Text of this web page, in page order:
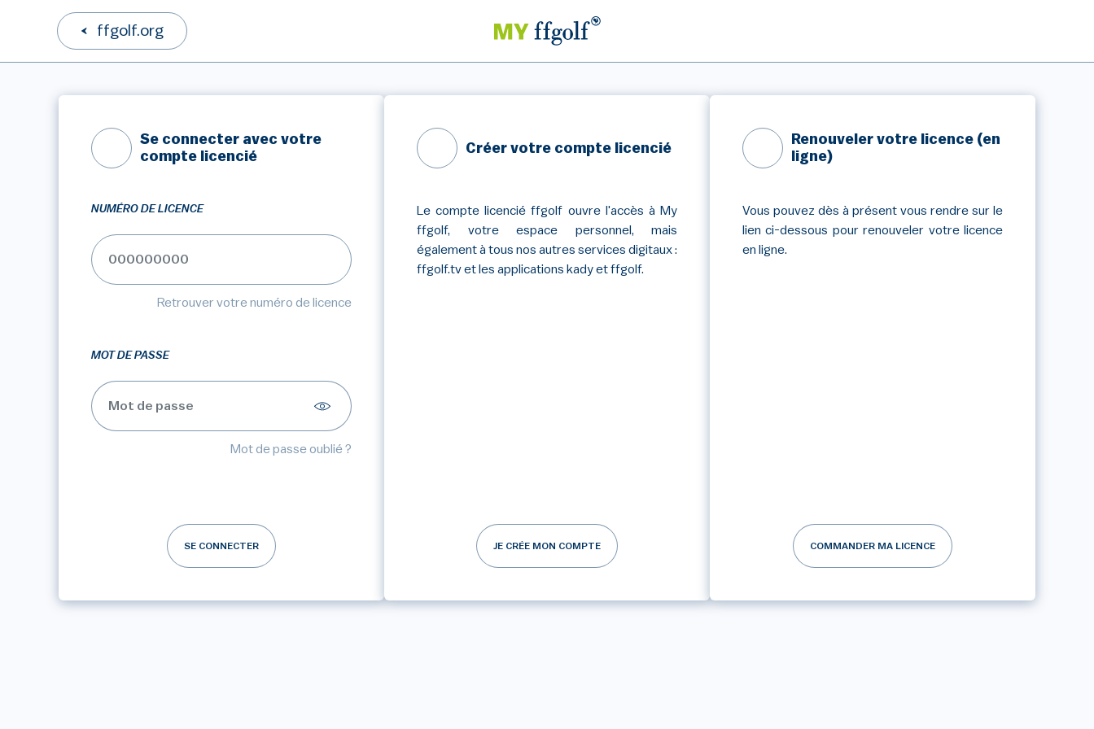
ffgolf.org
Se connecter avec votre
compte licencié
NUMÉRO DE LICENCE
Retrouver votre numéro de licence
MOT DE PASSE
Mot de passe oublié ?
SE CONNECTER
Créer votre compte licencié
Le compte licencié ffgolf ouvre l'accès à My
ffgolf, votre espace personnel, mais
également à tous nos autres services digitaux :
ffgolf.tv et les applications kady et ffgolf.
JE CRÉE MON COMPTE
Renouveler votre licence (en
ligne)
Vous pouvez dès à présent vous rendre sur le
lien ci-dessous pour renouveler votre licence
en ligne.
COMMANDER MA LICENCE